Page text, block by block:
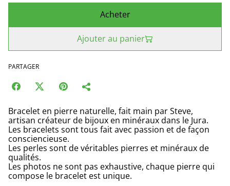
Acheter
Ajouter au panier
PARTAGER
Bracelet en pierre naturelle, fait main par Steve,
artisan créateur de bijoux en minéraux dans le Jura.
Les bracelets sont tous fait avec passion et de façon
consciencieuse.
Les perles sont de véritables pierres et minéraux de
qualités.
Les photos ne sont pas exhaustive, chaque pierre qui
compose le bracelet est unique.